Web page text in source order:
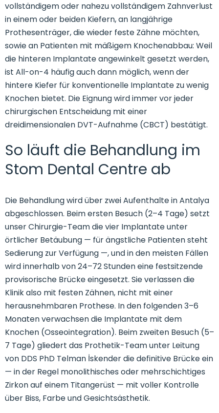
vollständigem oder nahezu vollständigem Zahnverlust
in einem oder beiden Kiefern, an langjährige
Prothesenträger, die wieder feste Zähne möchten,
sowie an Patienten mit mäßigem Knochenabbau: Weil
die hinteren Implantate angewinkelt gesetzt werden,
ist All-on-4 häufig auch dann möglich, wenn der
hintere Kiefer für konventionelle Implantate zu wenig
Knochen bietet. Die Eignung wird immer vor jeder
chirurgischen Entscheidung mit einer
dreidimensionalen DVT-Aufnahme (CBCT) bestätigt.
So läuft die Behandlung im
Stom Dental Centre ab
Die Behandlung wird über zwei Aufenthalte in Antalya
abgeschlossen. Beim ersten Besuch (2–4 Tage) setzt
unser Chirurgie-Team die vier Implantate unter
örtlicher Betäubung — für ängstliche Patienten steht
Sedierung zur Verfügung —, und in den meisten Fällen
wird innerhalb von 24–72 Stunden eine festsitzende
provisorische Brücke eingesetzt. Sie verlassen die
Klinik also mit festen Zähnen, nicht mit einer
herausnehmbaren Prothese. In den folgenden 3–6
Monaten verwachsen die Implantate mit dem
Knochen (Osseointegration). Beim zweiten Besuch (5–
7 Tage) gliedert das Prothetik-Team unter Leitung
von DDS PhD Telman İskender die definitive Brücke ein
— in der Regel monolithisches oder mehrschichtiges
Zirkon auf einem Titangerüst — mit voller Kontrolle
über Biss, Farbe und Gesichtsästhetik.